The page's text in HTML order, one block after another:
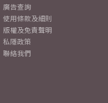
廣告查詢
使用條款及細則
版權及免責聲明
私隱政策
聯絡我們